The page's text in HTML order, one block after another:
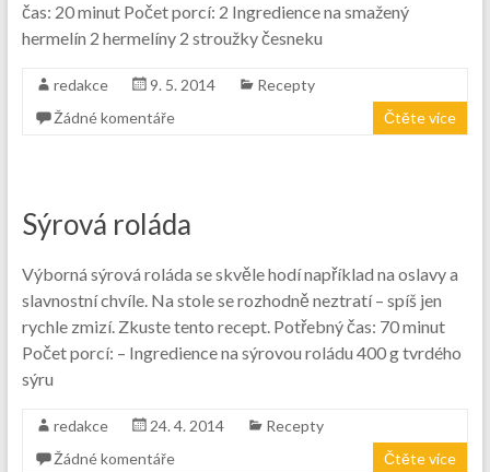
čas: 20 minut Počet porcí: 2 Ingredience na smažený
hermelín 2 hermelíny 2 stroužky česneku
redakce 9. 5. 2014
Recepty
Žádné komentáře
Čtěte více
Sýrová roláda
Výborná sýrová roláda se skvěle hodí například na oslavy a
slavnostní chvíle. Na stole se rozhodně neztratí – spíš jen
rychle zmizí. Zkuste tento recept. Potřebný čas: 70 minut
Počet porcí: – Ingredience na sýrovou roládu 400 g tvrdého
sýru
redakce 24. 4. 2014
Recepty
Žádné komentáře
Čtěte více